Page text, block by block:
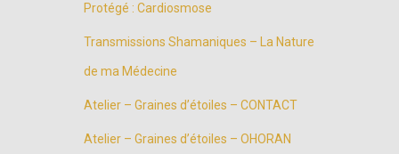
Protégé : Cardiosmose
Transmissions Shamaniques – La Nature
de ma Médecine
Atelier – Graines d’étoiles – CONTACT
Atelier – Graines d’étoiles – OHORAN